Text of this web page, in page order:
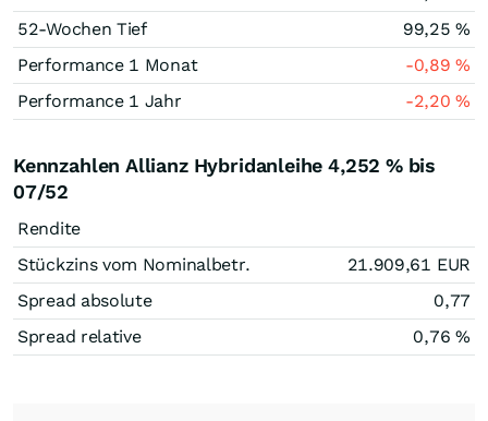
52-Wochen Tief
99,25%
Performance 1 Monat
-0,89%
Performance 1 Jahr
-2,20%
Kennzahlen Allianz Hybridanleihe 4,252 % bis
07/52
Rendite
Stückzins vom Nominalbetr.
21.909,61 EUR
Spread absolute
0,77
Spread relative
0,76 %